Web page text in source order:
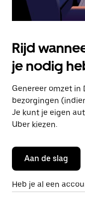
Rijd
je nodig
Genereer omzet in
bezorgingen
Je kunt je eigen
Uber kiezen.
Aan de slag
Heb je al een